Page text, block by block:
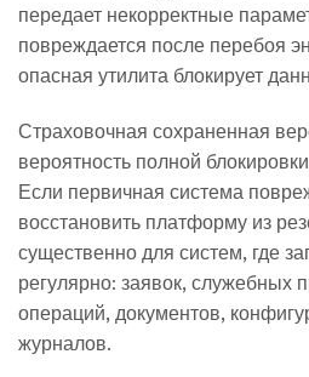
передает некорректные
повреждается после перебоя
опасная утилита блокирует
Страховочная сохраненная
вероятность полной
Если первичная система
восстановить платформу из
существенно для систем, где
регулярно: заявок, служебных
операций, документов,
журналов.